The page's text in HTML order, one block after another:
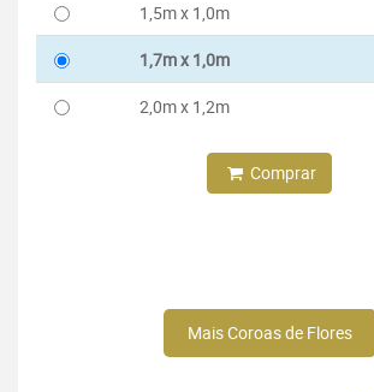
1,5m x 1,0m
1,7m x 1,0m
2,0m x 1,2m
Comprar
Mais Coroas de Flores